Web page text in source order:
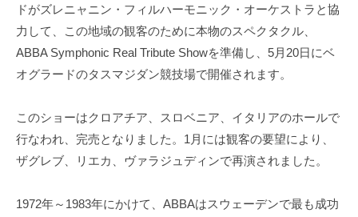
ドがズレニャニン・フィルハーモニック・オーケストラと協
力して、この地域の観客のために本物のスペクタクル、
ABBA Symphonic Real Tribute Showを準備し、5月20日にベ
オグラードのタスマジダン競技場で開催されます。
このショーはクロアチア、スロベニア、イタリアのホールで
行なわれ、完売となりました。1月には観客の要望により、
ザグレブ、リエカ、ヴァラジュディンで再演されました。
1972年～1983年にかけて、ABBAはスウェーデンで最も成功